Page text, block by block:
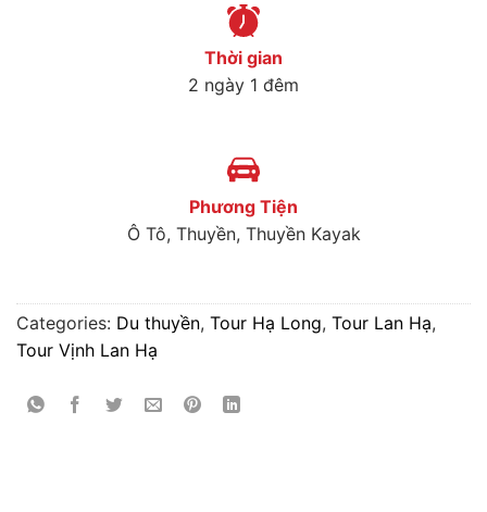
Thời gian
2 ngày 1 đêm
Phương Tiện
Ô Tô, Thuyền, Thuyền Kayak
Categories: Du thuyền, Tour Hạ Long, Tour Lan Hạ,
Tour Vịnh Lan Hạ